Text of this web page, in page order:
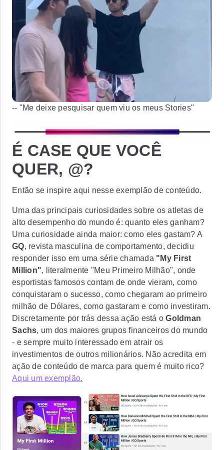
-- "Me deixe pesquisar quem viu os meus Stories"
É CASE QUE VOCÊ
QUER, @?
Então se inspire aqui nesse exemplão de conteúdo.
Uma das principais curiosidades sobre os atletas de
alto desempenho do mundo é: quanto eles ganham?
Uma curiosidade ainda maior: como eles gastam? A
GQ, revista masculina de comportamento, decidiu
responder isso em uma série chamada "My First
Million", literalmente "Meu Primeiro Milhão", onde
esportistas famosos contam de onde vieram, como
conquistaram o sucesso, como chegaram ao primeiro
milhão de Dólares, como gastaram e como investiram.
Discretamente por trás dessa ação está oGoldman
Sachs, um dos maiores grupos financeiros do mundo
- e sempre muito interessado em atrair os
investimentos de outros milionários. Não acredita em
ação de conteúdo de marca para quem é muito rico?
Aqui um exemplão.